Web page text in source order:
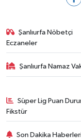
Şanlıurfa Nöbetçi
Eczaneler
Şanlıurfa Namaz
Süper Lig Puan
Fikstür
Son Dakika